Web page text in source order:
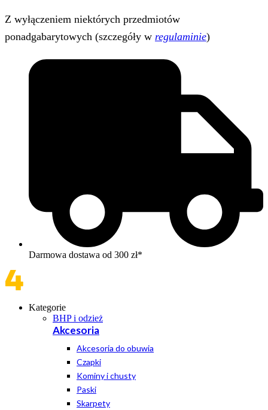
Z wyłączeniem niektórych przedmiotów
ponadgabarytowych (szczegóły w regulaminie)
Darmowa dostawa od 300 zł*
Kategorie
BHP i odzież
Akcesoria
Akcesoria do obuwia
Czapki
Kominy i chusty
Paski
Skarpety